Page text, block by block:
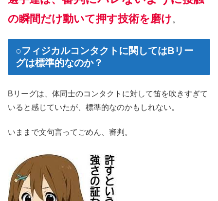
の瞬間だけ動いて押す技術を磨け 。
○フィジカルコンタクトに関してはBリー
グは標準的なのか？
Bリーグは、体同士のコンタクトに対して笛を吹きすぎて
いると感じていたが、標準的なのかもしれない。
いままで文句言ってごめん、審判。